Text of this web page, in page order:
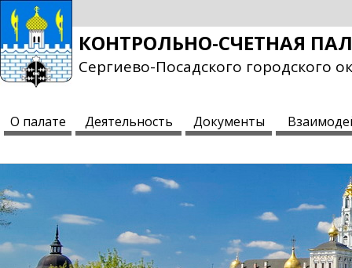
КОНТРОЛЬНО-СЧЕТНАЯ
Сергиево-Посадского городского
О палате Деятельность Документы